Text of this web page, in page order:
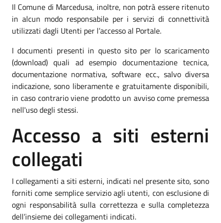
Il Comune di Marcedusa, inoltre, non potrà essere ritenuto
in alcun modo responsabile per i servizi di connettività
utilizzati dagli Utenti per l’accesso al Portale.
I documenti presenti in questo sito per lo scaricamento
(download) quali ad esempio documentazione tecnica,
documentazione normativa, software ecc., salvo diversa
indicazione, sono liberamente e gratuitamente disponibili,
in caso contrario viene prodotto un avviso come premessa
nell'uso degli stessi.
Accesso a siti esterni
collegati
I collegamenti a siti esterni, indicati nel presente sito, sono
forniti come semplice servizio agli utenti, con esclusione di
ogni responsabilità sulla correttezza e sulla completezza
dell’insieme dei collegamenti indicati.